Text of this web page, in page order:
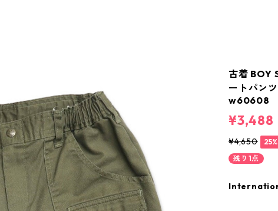
古着 BOY
ートパン
w60608
¥3,488
¥4,650
残り1点